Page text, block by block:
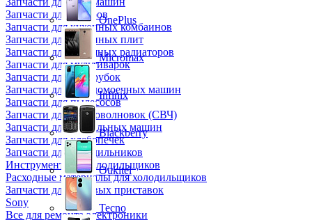
Запчасти для кулеров
Запчасти для кухонных комбаинов
Запчасти для кухонных плит
Запчасти для масляных радиаторов
Запчасти для мультиварок
Запчасти для мясорубок
Запчасти для посудомоечных машин
Запчасти для пылесосов
Запчасти для микроволновок (СВЧ)
Запчасти для стиральных машин
Запчасти для хлебопечек
Запчасти для холодильников
Инструмент для холодильщиков
Расходные материалы для холодильщиков
Запчасти для игровых приставок
Sony
Все для ремонта электроники
OnePlus
Micromax
Infinix
Blackberry
Oukitel
Tecno